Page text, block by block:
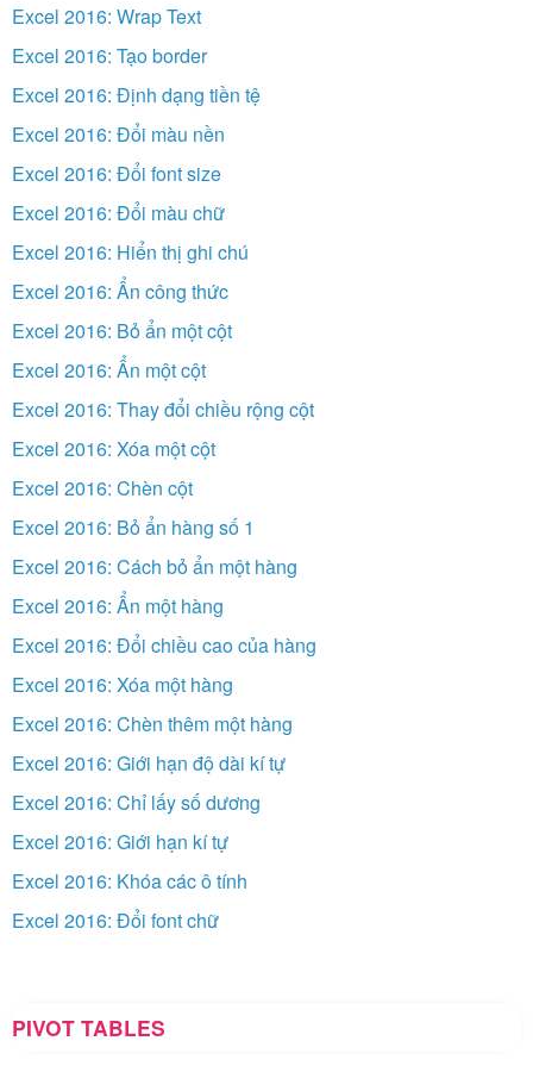
Excel 2016: Wrap Text
Excel 2016: Tạo border
Excel 2016: Định dạng tiền tệ
Excel 2016: Đổi màu nền
Excel 2016: Đổi font size
Excel 2016: Đổi màu chữ
Excel 2016: Hiển thị ghi chú
Excel 2016: Ẩn công thức
Excel 2016: Bỏ ẩn một cột
Excel 2016: Ẩn một cột
Excel 2016: Thay đổi chiều rộng cột
Excel 2016: Xóa một cột
Excel 2016: Chèn cột
Excel 2016: Bỏ ẩn hàng số 1
Excel 2016: Cách bỏ ẩn một hàng
Excel 2016: Ẩn một hàng
Excel 2016: Đổi chiều cao của hàng
Excel 2016: Xóa một hàng
Excel 2016: Chèn thêm một hàng
Excel 2016: Giới hạn độ dài kí tự
Excel 2016: Chỉ lấy số dương
Excel 2016: Giới hạn kí tự
Excel 2016: Khóa các ô tính
Excel 2016: Đổi font chữ
PIVOT TABLES